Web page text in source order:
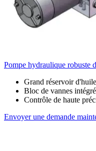
Pompe hydraulique robuste
Grand réservoir
Bloc de vannes
Contrôle de haute
Envoyer une demande